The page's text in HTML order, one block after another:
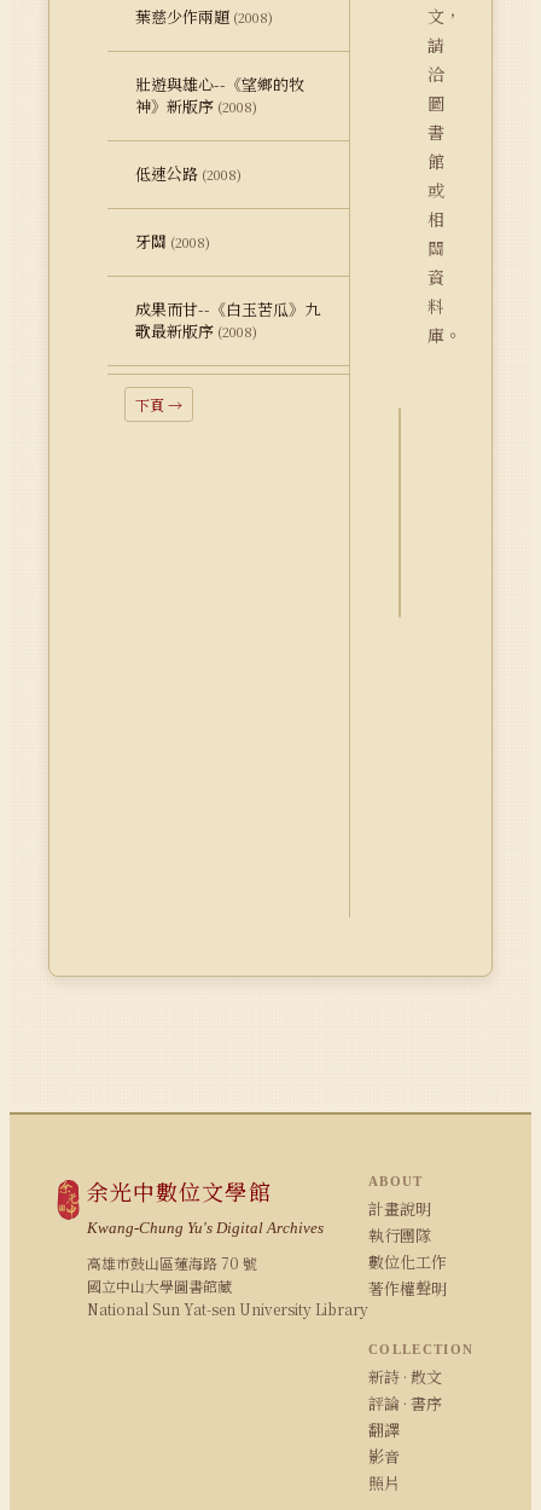
葉慈少作兩題 (2008)
壯遊與雄心--《望鄉的牧
神》新版序 (2008)
低速公路 (2008)
牙關 (2008)
成果而甘--《白玉苦瓜》九
歌最新版序 (2008)
下頁 →
文，
請
洽
圖
書
館
或
相
關
資
料
庫。
余光中數位文學館
Kwang-Chung Yu's Digital Archives
高雄市鼓山區蓮海路 70 號
國立中山大學圖書館藏
National Sun Yat-sen University Library
ABOUT
計畫說明
執行團隊
數位化工作
著作權聲明
COLLECTION
新詩 · 散文
評論 · 書序
翻譯
影音
照片